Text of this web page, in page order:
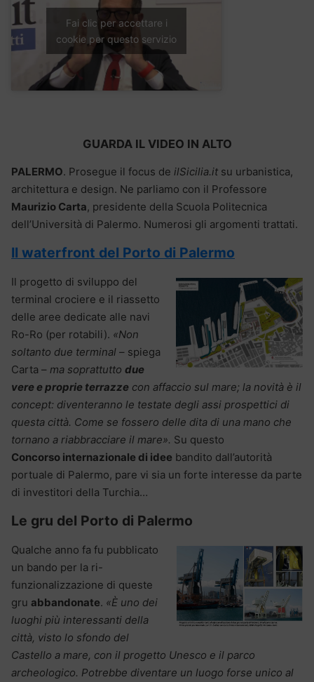
Fai clic per accettare i
cookie per questo servizio
GUARDA IL VIDEO IN ALTO
PALERMO. Prosegue il focus de ilSicilia.it su urbanistica,
architettura e design. Ne parliamo con il Professore
Maurizio Carta, presidente della Scuola Politecnica
dell’Università di Palermo. Numerosi gli argomenti trattati.
Il waterfront del Porto di Palermo
Il progetto di sviluppo del
terminal crociere e il riassetto
delle aree dedicate alle navi
Ro-Ro (per rotabili). «Non
soltanto due terminal – spiega
Carta – ma soprattutto due
vere e proprie terrazze con affaccio sul mare; la novità è il
concept: diventeranno le testate degli assi prospettici di
questa città. Come se fossero delle dita di una mano che
tornano a riabbracciare il mare». Su questo
Concorso internazionale di idee bandito dall’autorità
portuale di Palermo, pare vi sia un forte interesse da parte
di investitori della Turchia…
Le gru del Porto di Palermo
Qualche anno fa fu pubblicato
un bando per la ri-
funzionalizzazione di queste
gru abbandonate. «È uno dei
luoghi più interessanti della
città, visto lo sfondo del
Castello a mare, con il progetto Unesco e il parco
archeologico. Potrebbe diventare un luogo forse unico al